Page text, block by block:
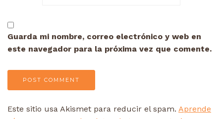
Guarda mi nombre, correo electrónico y web en
este navegador para la próxima vez que comente.
Este sitio usa Akismet para reducir el spam. Aprende